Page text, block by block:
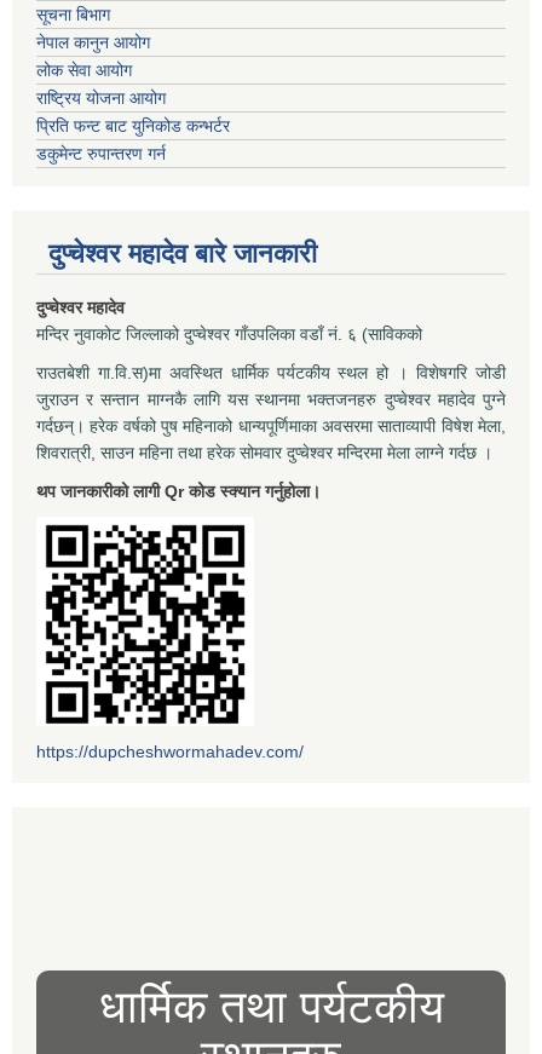
सूचना बिभाग
नेपाल कानुन आयोग
लोक सेवा आयोग
राष्ट्रिय योजना आयोग
प्रिति फन्ट बाट युनिकोड कन्भर्टर
डकुमेन्ट रुपान्तरण गर्न
दुप्चेश्वर महादेव बारे जानकारी
दुप्चेश्वर महादेव
मन्दिर नुवाकोट जिल्लाको दुप्चेश्वर गाँउपलिका वडाँ नं. ६ (साविकको
राउतबेशी गा.वि.स)मा अवस्थित धार्मिक पर्यटकीय स्थल हो । विशेषगरि जोडी
जुराउन र सन्तान माग्नकै लागि यस स्थानमा भक्तजनहरु दुप्चेश्वर महादेव पुग्ने
गर्दछन्। हरेक वर्षको पुष महिनाको धान्यपूर्णिमाका अवसरमा साताव्यापी विषेश मेला,
शिवरात्री, साउन महिना तथा हरेक सोमवार दुप्चेश्वर मन्दिरमा मेला लाग्ने गर्दछ ।
थप जानकारीको लागी Qr कोड स्क्यान गर्नुहोला।
https://dupcheshwormahadev.com/
धार्मिक तथा पर्यटकीय